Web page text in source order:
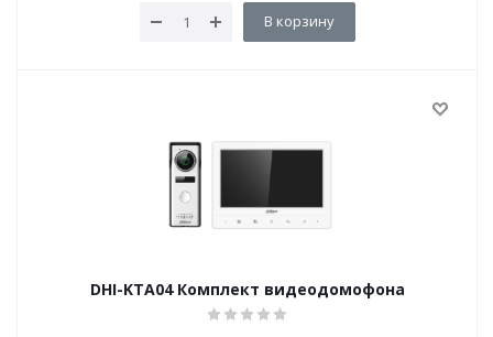
В корзину
DHI-KTA04 Комплект видеодомофона